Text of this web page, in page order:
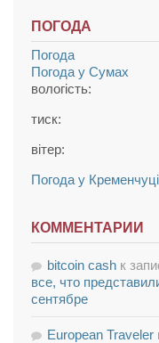
ПОГОДА
Погода
Погода у Сумах
вологість:
тиск:
вітер:
Погода у Кременчуці
КОММЕНТАРИИ
bitcoin cash к
все, что
сентябре
European Traveler